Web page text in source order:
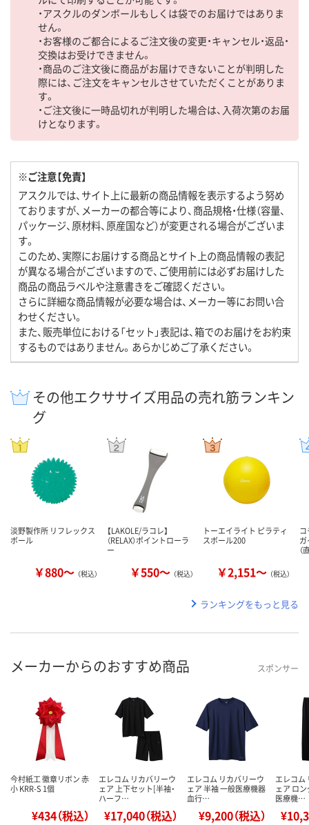
・アスクルのダンボールもしくは袋でのお届けではありま
せん。
・お客様のご都合によるご注文後の変更・キャンセル・返品・
交換はお受けできません。
・商品のご注文後に商品がお届けできないことが判明した
際には、ご注文をキャンセルさせていただくことがありま
す。
・ご注文後に一時品切れが判明した場合は、入荷次第のお届
けとなります。
※ご注意【免責】
アスクルでは、サイト上に最新の商品情報を表示するよう努め
ておりますが、メーカーの都合等により、商品規格・仕様（容量、
パッケージ、原材料、原産国など）が変更される場合がございま
す。
このため、実際にお届けする商品とサイト上の商品情報の表記
が異なる場合がございますので、ご使用前には必ずお届けした
商品の商品ラベルや注意書きをご確認ください。
さらに詳細な商品情報が必要な場合は、メーカー等にお問い合
わせください。
また、販売単位における「セット」表記は、箱でのお届けをお約束
するものではありません。あらかじめご了承ください。
その他エクササイズ用品の売れ筋ランキン
グ
淡野製作所 リフレックス
ボール
￥880～ （税込）
【LAKOLE/ラコレ】
（RELAX）ポイントローラ
ー
￥550～ （税込）
トーエイライト ピラティ
スボール200
￥2,151～ （税込）
ランキングをもっと見る
メーカーからのおすすめ商品 スポンサー
今村紙工 徽章リボン 赤
小 KRR-S 1個
¥434（税込）
エレコム リカバリーウ
ェア 上下セット[半袖・
ハーフ…
¥17,040（税込）
エレコム リカバリーウ
ェア 半袖 一般医療機器
血行…
¥9,200（税込）
エレコム
ェア ロ
医療機…